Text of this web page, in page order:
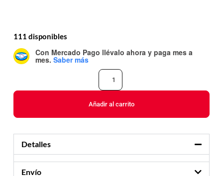
111 disponibles
Con Mercado Pago llévalo ahora y paga mes a
mes. Saber más
Añadir al carrito
Detalles
Envío